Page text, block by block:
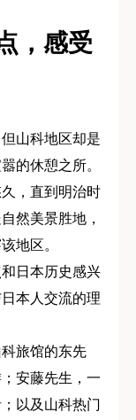
，感受
山科地区却是
的休憩之所。
，直到明治时
然美景胜地，
地区。
日本历史感兴
本人交流的理
旅馆的东先
安藤先生，一
以及山科热门